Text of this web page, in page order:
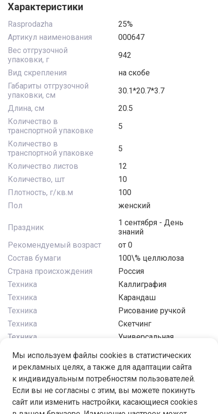
Характеристики
Rasprodazha
25%
Артикул наименования
000647
Вес отгрузочной
упаковки, г
942
Вид скрепления
на скобе
Габариты отгрузочной
упаковки, см
30.1*20.7*3.7
Длина, см
20.5
Количество в
транспортной упаковке
5
Количество в
транспортной упаковке
5
Количество листов
12
Количество, шт
10
Плотность, г/кв.м
100
Пол
женский
Праздник
1 сентября - День
знаний
Рекомендуемый возраст
от 0
Состав бумаги
100\% целлюлоза
Страна происхождения
Россия
Техника
Каллиграфия
Техника
Карандаш
Техника
Рисование ручкой
Техника
Скетчинг
Техника
Универсальная
Формат
Ширина, см
29
Мы используем файлы cookies в статистических
и рекламных целях, а также для адаптации сайта
к индивидуальным потребностям пользователей.
Если вы не согласны с этим, вы можете покинуть
сайт или изменить настройки, касающиеся cookies